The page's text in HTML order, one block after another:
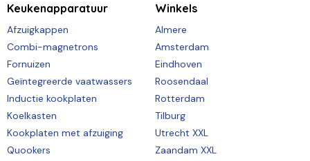
Keukenapparatuur
Afzuigkappen
Combi-magnetrons
Fornuizen
Geïntegreerde vaatwassers
Inductie kookplaten
Koelkasten
Kookplaten met afzuiging
Quookers
Winkels
Almere
Amsterdam
Eindhoven
Roosendaal
Rotterdam
Tilburg
Utrecht XXL
Zaandam XXL